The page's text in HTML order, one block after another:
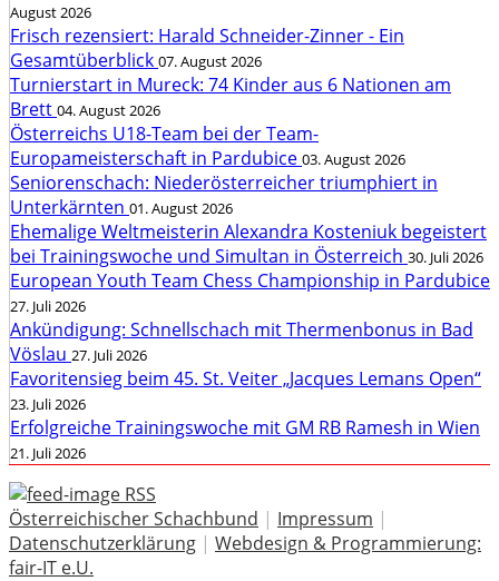
August 2026
Frisch rezensiert: Harald Schneider-Zinner - Ein
Gesamtüberblick 07. August 2026
Turnierstart in Mureck: 74 Kinder aus 6 Nationen am
Brett 04. August 2026
Österreichs U18-Team bei der Team-
Europameisterschaft in Pardubice 03. August 2026
Seniorenschach: Niederösterreicher triumphiert in
Unterkärnten 01. August 2026
Ehemalige Weltmeisterin Alexandra Kosteniuk begeistert
bei Trainingswoche und Simultan in Österreich 30. Juli 2026
European Youth Team Chess Championship in Pardubice
27. Juli 2026
Ankündigung: Schnellschach mit Thermenbonus in Bad
Vöslau 27. Juli 2026
Favoritensieg beim 45. St. Veiter „Jacques Lemans Open“
23. Juli 2026
Erfolgreiche Trainingswoche mit GM RB Ramesh in Wien
21. Juli 2026
RSS
Österreichischer Schachbund | Impressum |
Datenschutzerklärung | Webdesign & Programmierung:
fair-IT e.U.